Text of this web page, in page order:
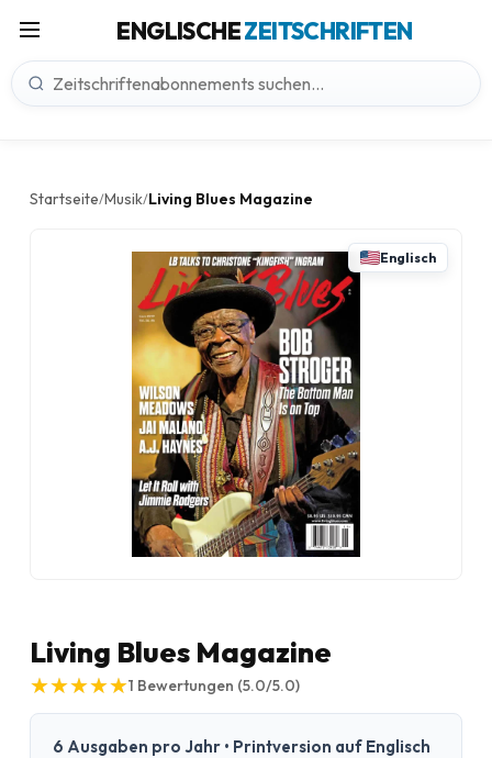
ENGLISCHEZEITSCHRIFTEN
Startseite/Musik/Living Blues Magazine
Englisch
Living Blues Magazine
★
★★
★★
★★
★★
★1 Bewertungen (5.0/5.0)
6 Ausgaben pro Jahr • Printversion auf Englisch